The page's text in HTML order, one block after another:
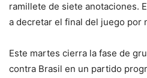
ramillete de siete anotaciones.
a decretar el final del juego por
Este martes cierra la fase de
contra Brasil en un partido